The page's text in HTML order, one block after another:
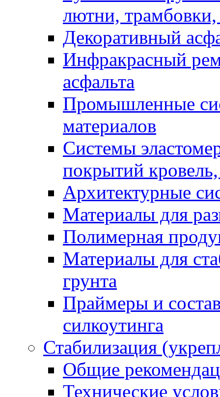
лютни, трамбовки,
Декоративный
Инфракрасный
асфальта
Промышленные
материалов
Системы
покрытий
Архитектурные
Материалы для
Полимерная
Материалы для
грунта
Праймеры и
силкоутинга
Стабилизация
Общие
Технические